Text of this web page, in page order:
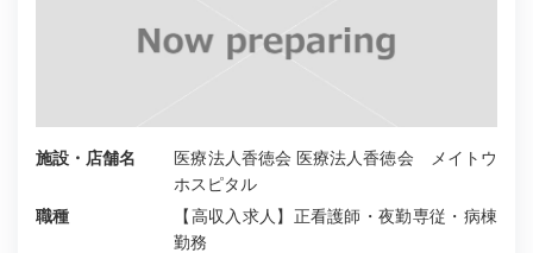
施設・店舗名
医療法人香徳会 医療法人香徳会 メイトウ
ホスピタル
職種
【高収入求人】正看護師・夜勤専従・病棟
勤務